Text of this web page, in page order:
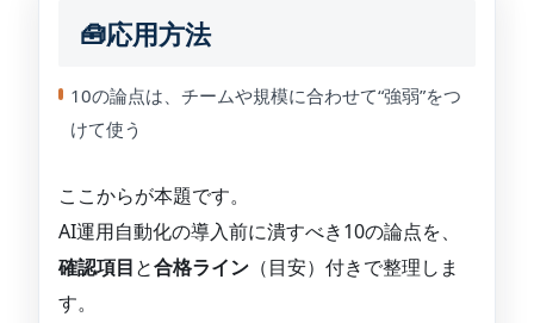
🧰応用方法
10の論点は、チームや規模に合わせて“強弱”をつ
けて使う
ここからが本題です。
AI運用自動化の導入前に潰すべき10の論点を、
確認項目と合格ライン （目安）付きで整理しま
す。